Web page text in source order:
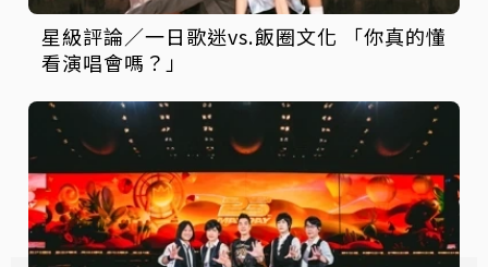
星級評論／一日歌迷vs.飯圈文化 「你真的懂
看演唱會嗎？」